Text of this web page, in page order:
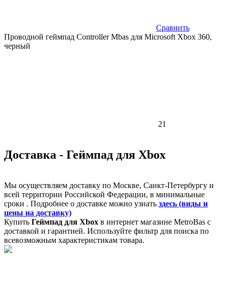
Сравнить
Проводной геймпад Controller Mbas для Microsoft Xbox 360,
черный
21
Доставка - Геймпад для Xbox
Мы осуществляем доставку по Москве, Санкт-Петербургу и
всей территории Российской Федерации, в минимальные
сроки . Подробнее о доставке можно узнать здесь (виды и
цены на доставку)
Купить Геймпад для Xbox в интернет магазине MetroBas с
доставкой и гарантией. Используйте фильтр для поиска по
всевозможным характеристикам товара.